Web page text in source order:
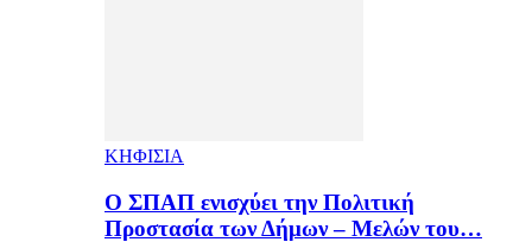
ΚΗΦΙΣΙΑ
Ο ΣΠΑΠ ενισχύει την Πολιτική
Προστασία των Δήμων – Μελών του…